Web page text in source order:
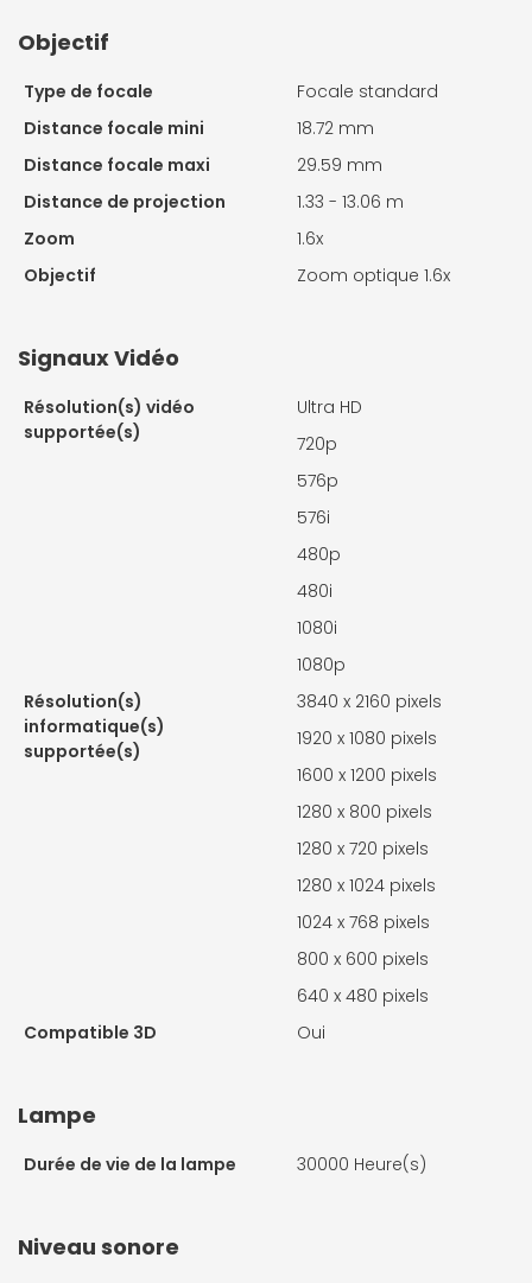
Objectif
Type de focale
Focale standard
Distance focale mini
18.72 mm
Distance focale maxi
29.59 mm
Distance de projection
1.33 - 13.06 m
Zoom
1.6x
Objectif
Zoom optique 1.6x
Signaux Vidéo
Résolution(s) vidéo
supportée(s)
Ultra HD
720p
576p
576i
480p
480i
1080i
1080p
Résolution(s)
informatique(s)
supportée(s)
3840 x 2160 pixels
1920 x 1080 pixels
1600 x 1200 pixels
1280 x 800 pixels
1280 x 720 pixels
1280 x 1024 pixels
1024 x 768 pixels
800 x 600 pixels
640 x 480 pixels
Compatible 3D
Oui
Lampe
Durée de vie de la lampe 30000 Heure(s)
Niveau sonore